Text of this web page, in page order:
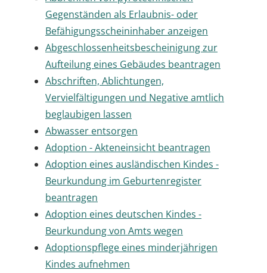
Gegenständen als Erlaubnis- oder
Befähigungsscheininhaber anzeigen
Abgeschlossenheitsbescheinigung zur
Aufteilung eines Gebäudes beantragen
Abschriften, Ablichtungen,
Vervielfältigungen und Negative amtlich
beglaubigen lassen
Abwasser entsorgen
Adoption - Akteneinsicht beantragen
Adoption eines ausländischen Kindes -
Beurkundung im Geburtenregister
beantragen
Adoption eines deutschen Kindes -
Beurkundung von Amts wegen
Adoptionspflege eines minderjährigen
Kindes aufnehmen